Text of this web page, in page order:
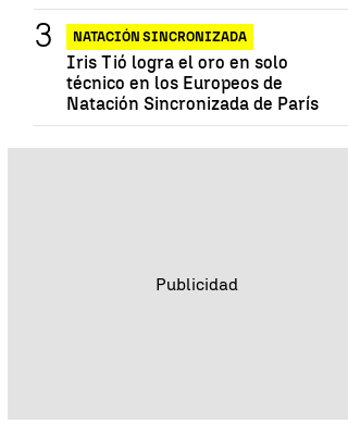
NATACIÓN SINCRONIZADA
Iris Tió logra el oro en solo
técnico en los Europeos de
Natación Sincronizada de París